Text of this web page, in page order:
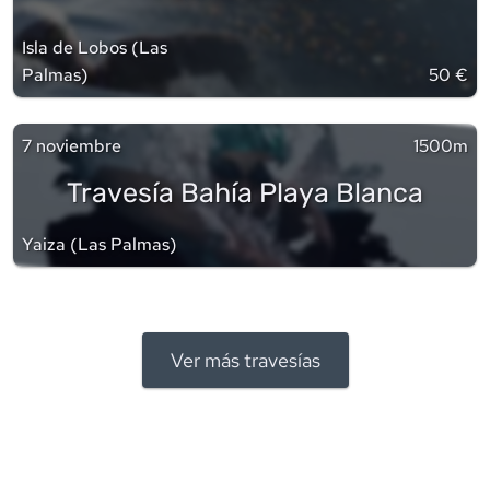
Isla de Lobos(Las
Palmas) 50 €
7 noviembre 1500m
Travesía Bahía Playa Blanca
Yaiza (Las Palmas)
Ver más travesías